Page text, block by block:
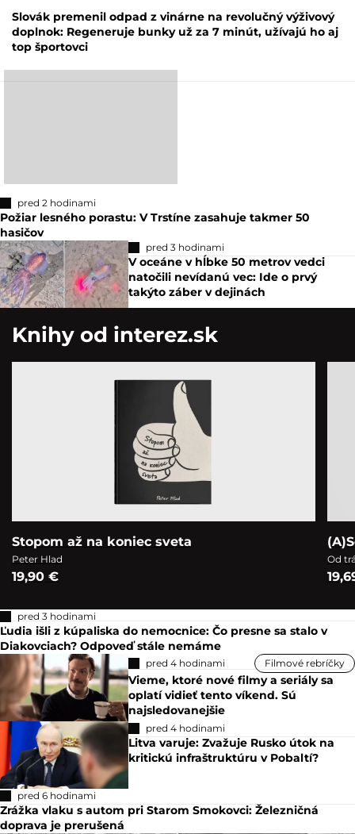
Slovák premenil odpad z vinárne na revolučný výživový
doplnok: Regeneruje bunky už za 7 minút, užívajú ho aj
top športovci
pred 2 hodinami
Požiar lesného porastu: V Trstíne zasahuje takmer 50
hasičov
pred 3 hodinami
V oceáne v hĺbke 50 metrov vedci
natočili nevídanú vec: Ide o prvý
takýto záber v dejinách
Knihy od interez.sk
Stopom až na koniec sveta
Peter Hlad
19,90 €
Od
pred 3 hodinami
Ľudia išli z kúpaliska do nemocnice: Čo presne sa stalo v
Diakovciach? Odpoveď stále nemáme
pred 4 hodinami Filmové rebríčky
Vieme, ktoré nové filmy a seriály sa
oplatí vidieť tento víkend. Sú
najsledovanejšie
pred 4 hodinami
Litva varuje: Zvažuje Rusko útok na
kritickú infraštruktúru v Pobaltí?
pred 6 hodinami
Zrážka vlaku s autom pri Starom Smokovci: Železničná
doprava je prerušená